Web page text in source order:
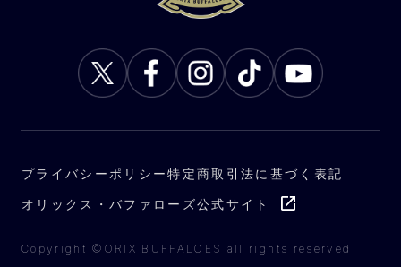
プライバシーポリシー特定商取引法に基づく表記
オリックス・バファローズ公式サイト
Copyright ©ORIX BUFFALOES all rights reserved